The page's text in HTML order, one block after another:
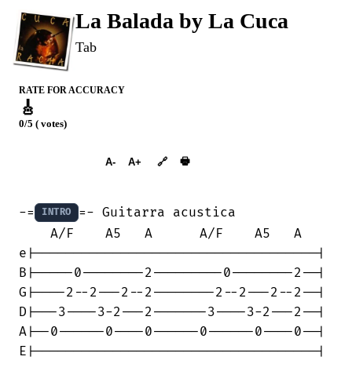
La Balada by La Cuca
Tab
RATE FOR ACCURACY
🎸
0/5 ( votes)
A- A+ 🔗 🖶
-= INTRO
=- Guitarra acustica
    A/F    A5   A      A/F    A5   A
e|------------------------------------|
B|-----0--------2---------0--------2--|
G|----2--2---2--2--------2--2---2--2--|
D|---3----3-2---2-------3----3-2---2--|
A|--0------0----0------0------0----0--|
E|------------------------------------|